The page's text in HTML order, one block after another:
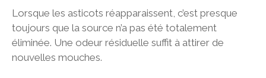
Lorsque les asticots réapparaissent, c’est presque
toujours que la source n’a pas été totalement
éliminée. Une odeur résiduelle suffit à attirer de
nouvelles mouches.